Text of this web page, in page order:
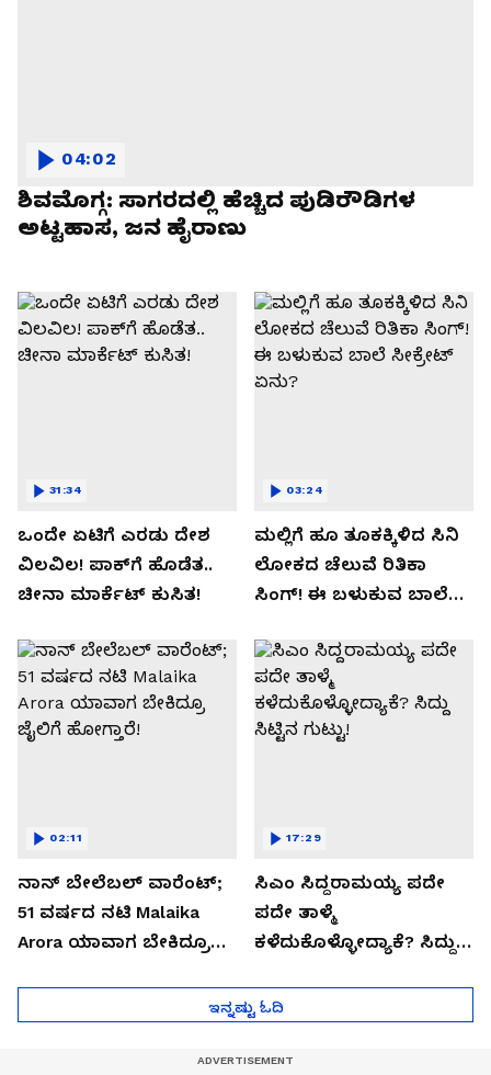
ಶಿವಮೊಗ್ಗ: ಸಾಗರದಲ್ಲಿ ಹೆಚ್ಚಿದ ಪುಡಿರೌಡಿಗಳ
ಅಟ್ಟಹಾಸ, ಜನ ಹೈರಾಣು
04:02
ಒಂದೇ ಏಟಿಗೆ ಎರಡು ದೇಶ
ವಿಲವಿಲ! ಪಾಕ್​​ಗೆ ಹೊಡೆತ..
ಚೀನಾ ಮಾರ್ಕೆಟ್​ ಕುಸಿತ!
31:34
ಮಲ್ಲಿಗೆ ಹೂ ತೂಕಕ್ಕಿಳಿದ ಸಿನಿ
ಲೋಕದ ಚೆಲುವೆ ರಿತಿಕಾ
ಸಿಂಗ್!‌ ಈ ಬಳುಕುವ ಬಾಲೆ
03:24
ನಾನ್ ಬೇಲೆಬಲ್ ವಾರೆಂಟ್;
51 ವರ್ಷದ ನಟಿ Malaika
Arora ಯಾವಾಗ ಬೇಕಿದ್ರೂ
02:11
ಸಿಎಂ ಸಿದ್ದರಾಮಯ್ಯ ಪದೇ
ಪದೇ ತಾಳ್ಮೆ
ಕಳೆದುಕೊಳ್ಳೋದ್ಯಾಕೆ? ಸಿದ್ದು
17:29
ಇನ್ನಷ್ಟು ಓದಿ